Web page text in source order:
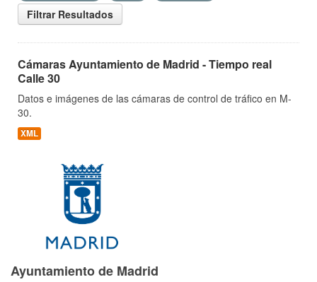
Filtrar Resultados
Cámaras Ayuntamiento de Madrid - Tiempo real
Calle 30
Datos e imágenes de las cámaras de control de tráfico en M-
30.
XML
Ayuntamiento de Madrid